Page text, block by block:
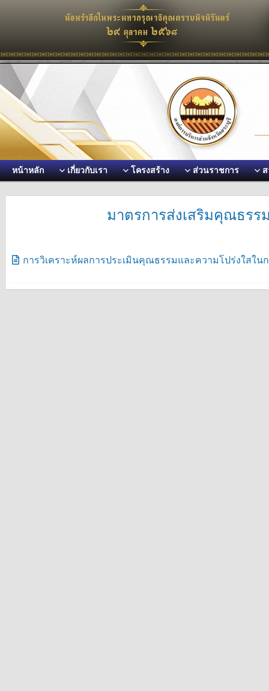
หน้าหลัก เกี่ยวกับเรา โครงสร้าง ส่วนราชการ ส
มาตรการส่งเสริมคุณธรร
การวิเคราะห์ผลการประเมินคุณธรรมและความโปร่งใสใ